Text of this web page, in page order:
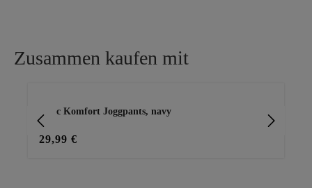
Zusammen kaufen mit
Basic Komfort Joggpants, navy
29,99 €